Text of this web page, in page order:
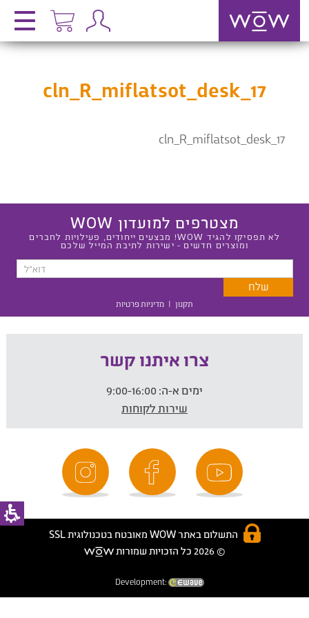
cln_R_miflatsot_desk_17
cln_R_miflatsot_desk_17
מצטרפים למועדון WOW
לא תפסיקו להגיד WOW! מבצעים ייחודים, פעילויות לחברים
ומוצרים חדשים - ישירות לתיבת המייל שלכם
תקנון | מדיניות פרטיות
צרו איתנו קשר
ימים א-ה:
שירות לקוחות
התשלום באתר WOW מאובטח בטכנולוגית SSL
© 2026 כל הזכויות שמורות
Development: